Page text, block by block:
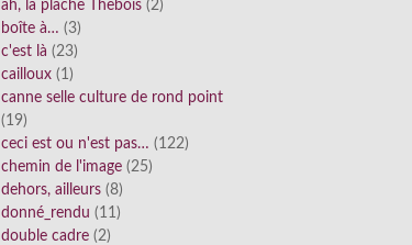
ah, la plache Thebois (2)
boîte à… (3)
c'est là (23)
cailloux (1)
canne selle culture de rond point
(19)
ceci est ou n'est pas… (122)
chemin de l'image (25)
dehors, ailleurs (8)
donné_rendu (11)
double cadre (2)